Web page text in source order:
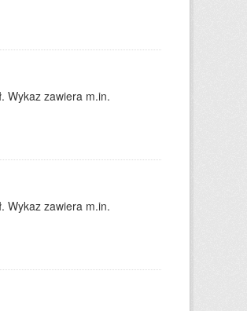
Wykaz zawiera m.in.
Wykaz zawiera m.in.